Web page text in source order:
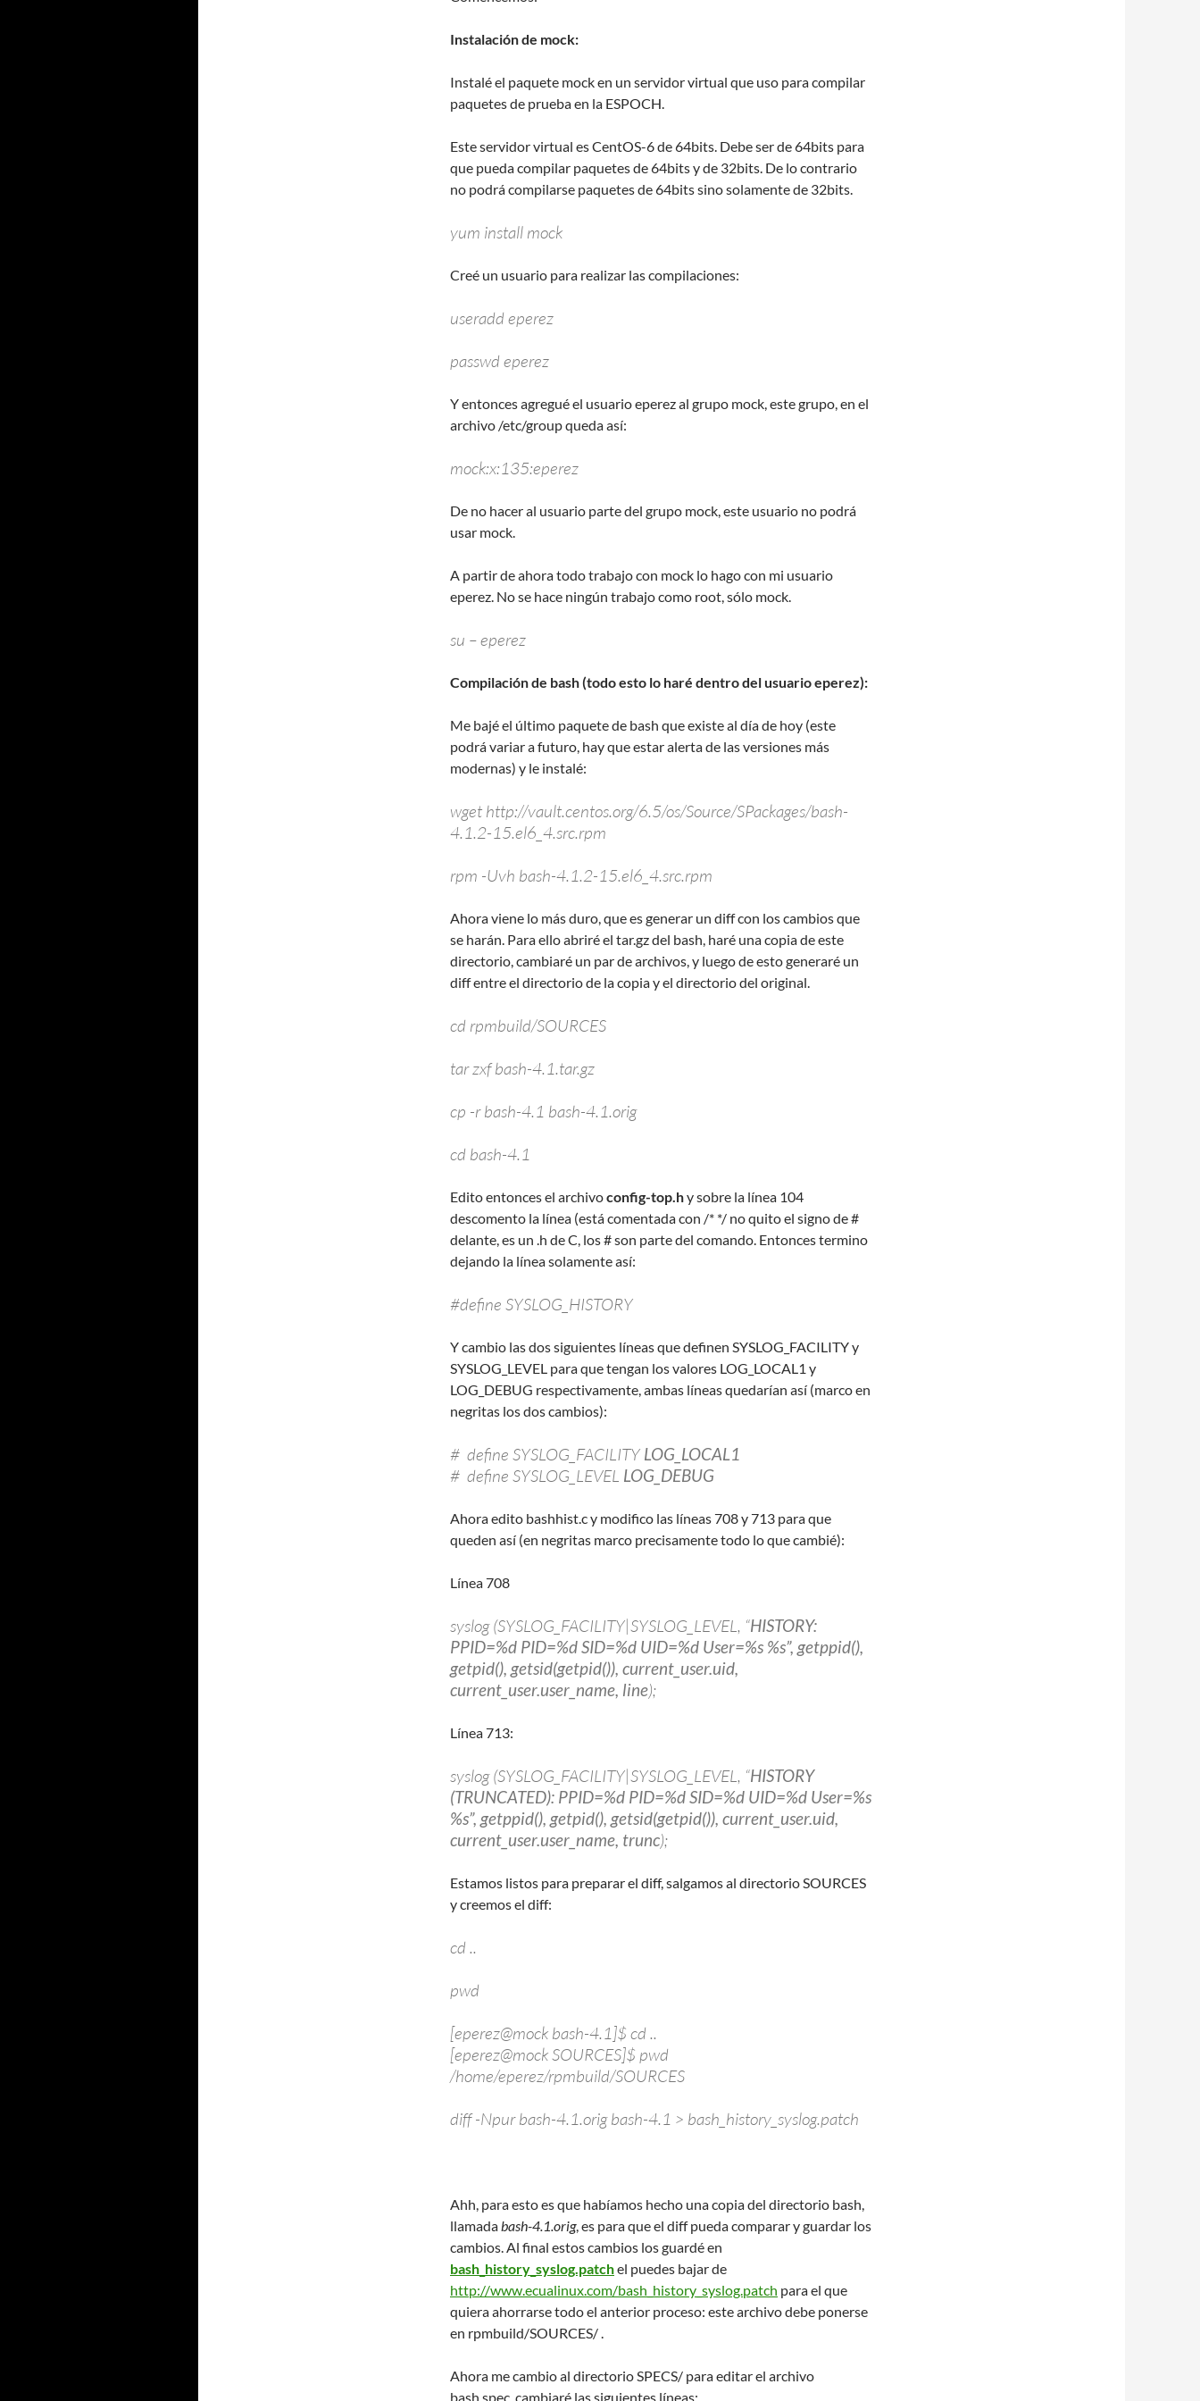
Instalación de mock:
Instalé el paquete mock en un servidor virtual que uso para compilar
paquetes de prueba en la ESPOCH.
Este servidor virtual es CentOS-6 de 64bits. Debe ser de 64bits para
que pueda compilar paquetes de 64bits y de 32bits. De lo contrario
no podrá compilarse paquetes de 64bits sino solamente de 32bits.
yum install mock
Creé un usuario para realizar las compilaciones:
useradd eperez
passwd eperez
Y entonces agregué el usuario eperez al grupo mock, este grupo, en el
archivo /etc/group queda así:
mock:x:135:eperez
De no hacer al usuario parte del grupo mock, este usuario no podrá
usar mock.
A partir de ahora todo trabajo con mock lo hago con mi usuario
eperez. No se hace ningún trabajo como root, sólo mock.
su – eperez
Compilación de bash (todo esto lo haré dentro del usuario eperez):
Me bajé el último paquete de bash que existe al día de hoy (este
podrá variar a futuro, hay que estar alerta de las versiones más
modernas) y le instalé:
wget http://vault.centos.org/6.5/os/Source/SPackages/bash-
4.1.2-15.el6_4.src.rpm
rpm -Uvh bash-4.1.2-15.el6_4.src.rpm
Ahora viene lo más duro, que es generar un diff con los cambios que
se harán. Para ello abriré el tar.gz del bash, haré una copia de este
directorio, cambiaré un par de archivos, y luego de esto generaré un
diff entre el directorio de la copia y el directorio del original.
cd rpmbuild/SOURCES
tar zxf bash-4.1.tar.gz
cp -r bash-4.1 bash-4.1.orig
cd bash-4.1
Edito entonces el archivoconfig-top.hy sobre la línea 104
descomento la línea (está comentada con /* */ no quito el signo de #
delante, es un .h de C, los # son parte del comando. Entonces termino
dejando la línea solamente así:
#define SYSLOG_HISTORY
Y cambio las dos siguientes líneas que definen SYSLOG_FACILITY y
SYSLOG_LEVEL para que tengan los valores LOG_LOCAL1 y
LOG_DEBUG respectivamente, ambas líneas quedarían así (marco en
negritas los dos cambios):
# define SYSLOG_FACILITY LOG_LOCAL1
# define SYSLOG_LEVEL LOG_DEBUG
Ahora edito bashhist.c y modifico las líneas 708 y 713 para que
queden así (en negritas marco precisamente todo lo que cambié):
Línea 708
syslog (SYSLOG_FACILITY|SYSLOG_LEVEL, “HISTORY:
PPID=%d PID=%d SID=%d UID=%d User=%s %s”, getppid(),
getpid(), getsid(getpid()), current_user.uid,
current_user.user_name, line);
Línea 713:
syslog (SYSLOG_FACILITY|SYSLOG_LEVEL, “HISTORY
(TRUNCATED): PPID=%d PID=%d SID=%d UID=%d User=%s
%s”, getppid(), getpid(), getsid(getpid()), current_user.uid,
current_user.user_name, trunc);
Estamos listos para preparar el diff, salgamos al directorio SOURCES
y creemos el diff:
cd ..
pwd
[eperez@mock bash-4.1]$ cd ..
[eperez@mock SOURCES]$ pwd
/home/eperez/rpmbuild/SOURCES
diff -Npur bash-4.1.orig bash-4.1 > bash_history_syslog.patch
Ahh, para esto es que habíamos hecho una copia del directorio bash,
llamadabash-4.1.orig, es para que el diff pueda comparar y guardar los
cambios. Al final estos cambios los guardé en
bash_history_syslog.patchel puedes bajar de
http://www.ecualinux.com/bash_history_syslog.patch para el que
quiera ahorrarse todo el anterior proceso: este archivo debe ponerse
en rpmbuild/SOURCES/ .
Ahora me cambio al directorio SPECS/ para editar el archivo
bash.spec, cambiaré las siguientes líneas: